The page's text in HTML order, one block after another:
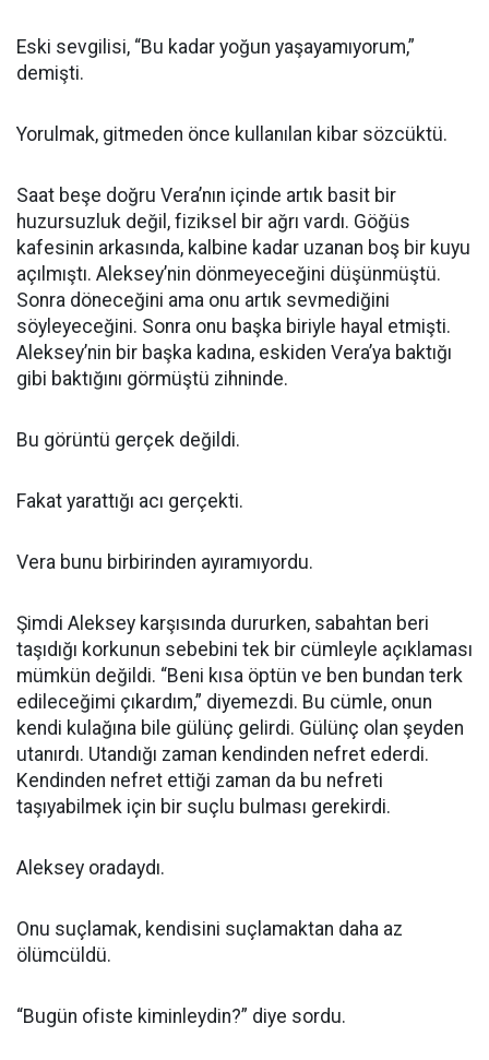
Eski sevgilisi, “Bu kadar yoğun yaşayamıyorum,”
demişti.
Yorulmak, gitmeden önce kullanılan kibar sözcüktü.
Saat beşe doğru Vera’nın içinde artık basit bir
huzursuzluk değil, fiziksel bir ağrı vardı. Göğüs
kafesinin arkasında, kalbine kadar uzanan boş bir kuyu
açılmıştı. Aleksey’nin dönmeyeceğini düşünmüştü.
Sonra döneceğini ama onu artık sevmediğini
söyleyeceğini. Sonra onu başka biriyle hayal etmişti.
Aleksey’nin bir başka kadına, eskiden Vera’ya baktığı
gibi baktığını görmüştü zihninde.
Bu görüntü gerçek değildi.
Fakat yarattığı acı gerçekti.
Vera bunu birbirinden ayıramıyordu.
Şimdi Aleksey karşısında dururken, sabahtan beri
taşıdığı korkunun sebebini tek bir cümleyle açıklaması
mümkün değildi. “Beni kısa öptün ve ben bundan terk
edileceğimi çıkardım,” diyemezdi. Bu cümle, onun
kendi kulağına bile gülünç gelirdi. Gülünç olan şeyden
utanırdı. Utandığı zaman kendinden nefret ederdi.
Kendinden nefret ettiği zaman da bu nefreti
taşıyabilmek için bir suçlu bulması gerekirdi.
Aleksey oradaydı.
Onu suçlamak, kendisini suçlamaktan daha az
ölümcüldü.
“Bugün ofiste kiminleydin?” diye sordu.